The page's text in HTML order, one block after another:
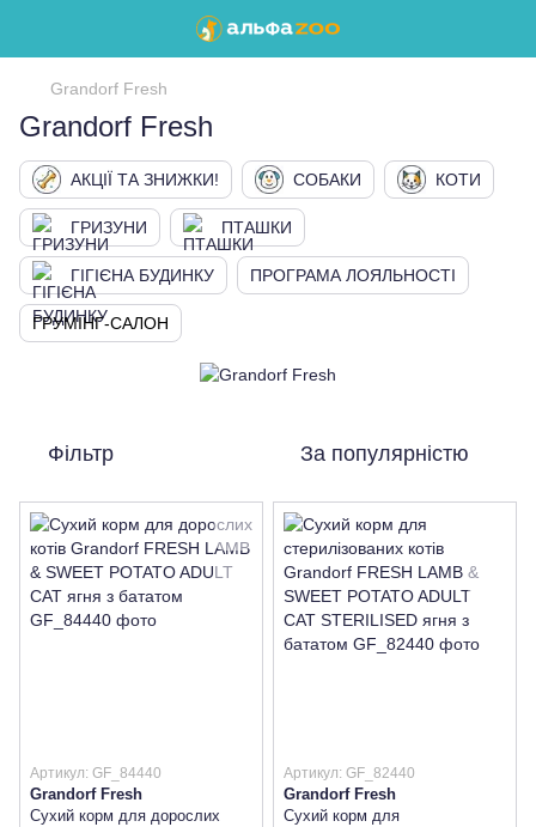
Grandorf Fresh
Grandorf Fresh
АКЦІЇ ТА ЗНИЖКИ! СОБАКИ КОТИ
ГРИЗУНИ ПТАШКИ
ГІГІЄНА БУДИНКУ ПРОГРАМА ЛОЯЛЬНОСТІ
ГРУМІНГ-САЛОН
Фільтр За популярністю
Артикул: GF_84440
Grandorf Fresh
Сухий корм для дорослих
Артикул: GF_82440
Grandorf Fresh
Сухий корм для